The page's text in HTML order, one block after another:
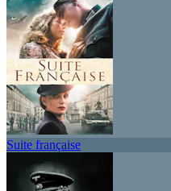
Suite française